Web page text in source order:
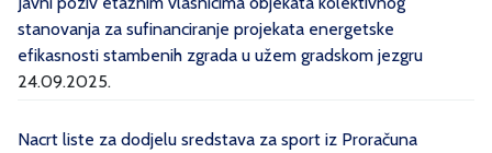
stanovanja za sufinanciranje projekata energetske
efikasnosti stambenih zgrada u užem gradskom jezgru
24.09.2025.
Nacrt liste za dodjelu sredstava za sport iz Proračuna